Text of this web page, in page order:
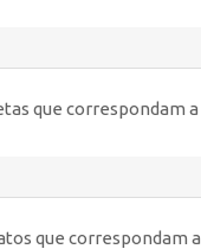
que correspondam a
que correspondam a